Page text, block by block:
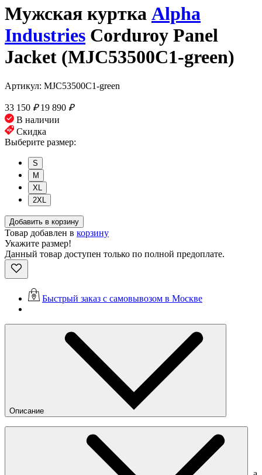
Мужская куртка Alpha
Industries Corduroy Panel
Jacket (MJC53500C1-green)
Артикул: MJC53500C1-green
33 150 ₽ 19 890 ₽
В наличии
Скидка
Выберите размер:
S
M
XL
2XL
Добавить в корзину
Товар добавлен в корзину
Укажите размер!
Данный товар доступен только по полной предоплате.
Быстрый заказ с самовывозом в Москве
Описание
Повседневная мужская куртка Alpha Industries, сделанная с
оглядкой на архивы бренда. Прямой крой и необычная
интерпретация деталей винтажной униформы — всё самое
лучшее от Alpha Industries в одном универсальном силуэте.